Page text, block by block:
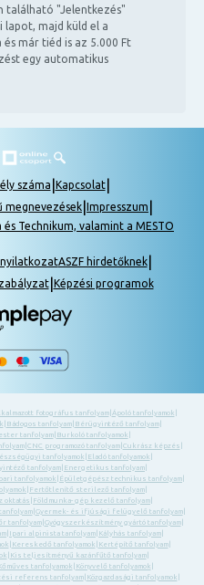
található "Jelentkezés"
lapot, majd küld el a
már tiéd is az 5.000 Ft
egy automatikus
száma Kapcsolat|
megnevezések Impresszum
Technikum, valamint a MESTO
ASZF hirdetőknek|
| Képzési programok
fotográfus tanfolyam| Ápoló tanfolyamok
Bádogos tanfolyam| Bérügyintéző tanfolyam|
tanfolyam| Burkoló tanfolyamok
| CNC programozó tanfolyam| Cukrász képzés
tanfolyamok Eladó tanfolyamok
tanfolyam Energetikus tanfolyam
tanfolyamok Épületgépész technikus tanfolyam
Fertőtlenítő sterilező tanfolyam
oktatás Földmunka- gép kezelő tanfolyam
| Gyermek- és ifjúsági felügyelő tanfolyam|
tanfolyam| Gyógyszerkészítmény gyártó tanfolyam|
Ipari alpinista tanfolyam Kályhás tanfolyam
Kereskedő tanfolyamok Kertépítő tanfolyam|
Kis teljesítményű kazánfűtő tanfolyam|
tanfolyamok Könyvelő tanfolyamok
referens tanfolyam| Közgazdasági tanfolyamok